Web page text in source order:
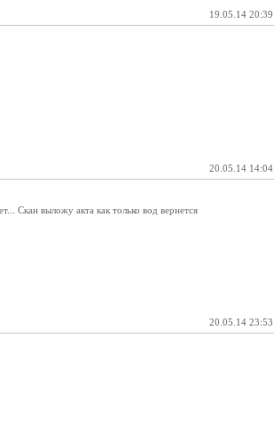
19.05.14 20:39
20.05.14 14:04
Скан выложу акта как только вод вернется
20.05.14 23:53